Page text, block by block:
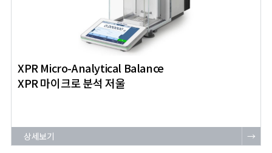
XPR Micro-Analytical Balance
XPR 마이크로 분석 저울
상세보기 →